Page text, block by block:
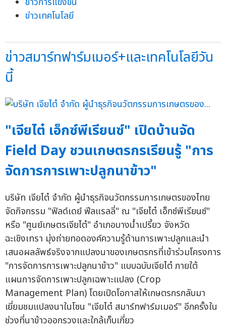
ข่าวเทคโนโลยี
ข่าวสมาร์ทฟาร์มเมอร์+และเทคโนโลยีวัน
นี้
"เจียไต๋ เอ็กซ์พีเรียนซ์" เปิดบ้านจัด
Field Day ชวนเกษตรกรเรียนรู้ "การ
จัดการการเพาะปลูกนาข้าว"
บริษัท เจียไต๋ จำกัด ผู้นำธุรกิจนวัตกรรมการเกษตรของไทย
จัดกิจกรรม "ฟิลด์เดย์ ฟีลแรลลี่" ณ "เจียไต๋ เอ็กซ์พีเรียนซ์"
หรือ "ศูนย์เกษตรเจียไต๋" อำเภอบางน้ำเปรี้ยว จังหวัด
ฉะเชิงเทรา มุ่งถ่ายทอดองค์ความรู้ด้านการเพาะปลูกและนำ
เสนอผลลัพธ์จริงจากแปลงนาของเกษตรกรที่เข้าร่วมโครงการ
"การจัดการการเพาะปลูกนาข้าว" แบบฉบับเจียไต๋ ภายใต้
แผนการจัดการเพาะปลูกเฉพาะแปลง (Crop
Management Plan) โดยเปิดโอกาสให้เกษตรกรกลับมา
เยี่ยมชมแปลงนาในโซน "เจียไต๋ สมาร์ทฟาร์มเมอร์" อีกครั้งใน
ช่วงที่นาข้าวออกรวงและใกล้เก็บเกี่ยว